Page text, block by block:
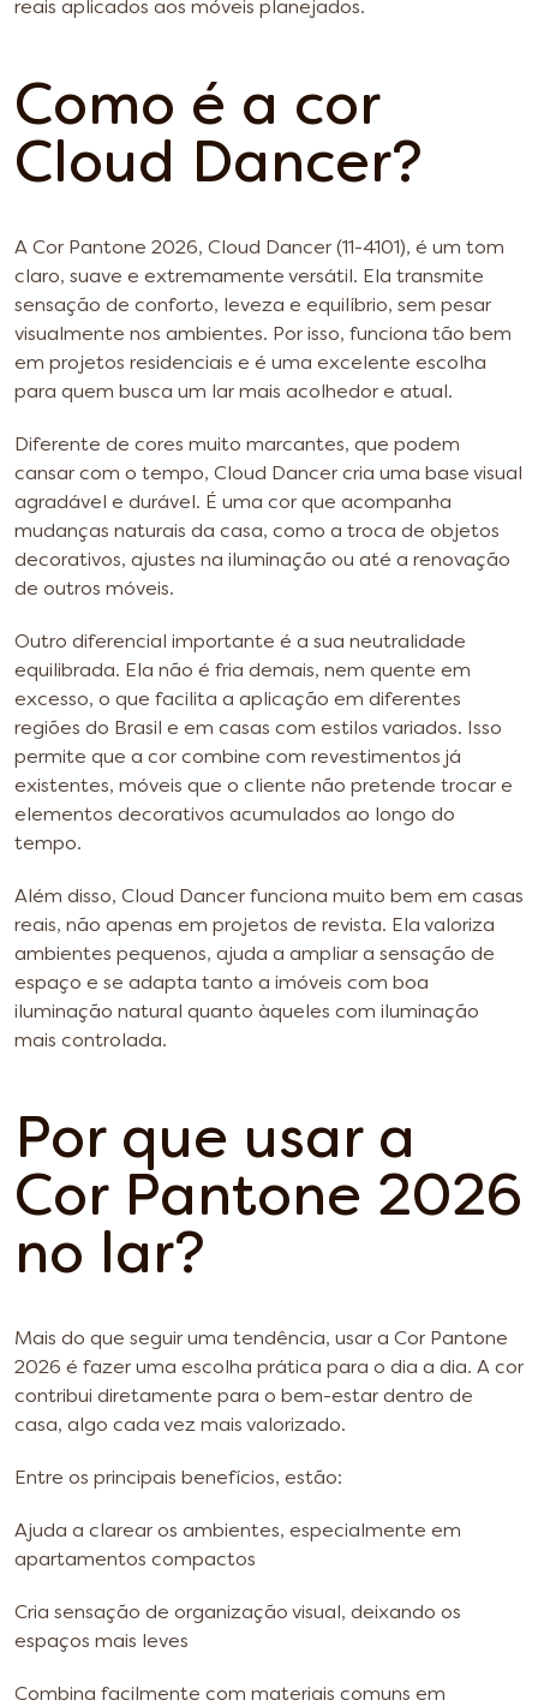
reais aplicados aos móveis planejados.
Como é a cor
Cloud Dancer?
A Cor Pantone 2026, Cloud Dancer (11-4101), é um tom
claro, suave e extremamente versátil. Ela transmite
sensação de conforto, leveza e equilíbrio, sem pesar
visualmente nos ambientes. Por isso, funciona tão bem
em projetos residenciais e é uma excelente escolha
para quem busca um lar mais acolhedor e atual.
Diferente de cores muito marcantes, que podem
cansar com o tempo, Cloud Dancer cria uma base visual
agradável e durável. É uma cor que acompanha
mudanças naturais da casa, como a troca de objetos
decorativos, ajustes na iluminação ou até a renovação
de outros móveis.
Outro diferencial importante é a sua neutralidade
equilibrada. Ela não é fria demais, nem quente em
excesso, o que facilita a aplicação em diferentes
regiões do Brasil e em casas com estilos variados. Isso
permite que a cor combine com revestimentos já
existentes, móveis que o cliente não pretende trocar e
elementos decorativos acumulados ao longo do
tempo.
Além disso, Cloud Dancer funciona muito bem em casas
reais, não apenas em projetos de revista. Ela valoriza
ambientes pequenos, ajuda a ampliar a sensação de
espaço e se adapta tanto a imóveis com boa
iluminação natural quanto àqueles com iluminação
mais controlada.
Por que usar a
Cor Pantone 2026
no lar?
Mais do que seguir uma tendência, usar a Cor Pantone
2026 é fazer uma escolha prática para o dia a dia. A cor
contribui diretamente para o bem-estar dentro de
casa, algo cada vez mais valorizado.
Entre os principais benefícios, estão:
Ajuda a clarear os ambientes, especialmente em
apartamentos compactos
Cria sensação de organização visual, deixando os
espaços mais leves
Combina facilmente com materiais comuns em